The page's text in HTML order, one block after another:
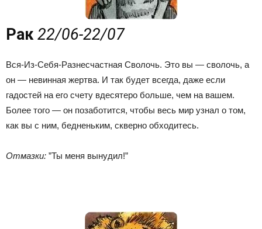
Рак 22/06-22/07
Вся-Из-Себя-Разнесчастная Сволочь. Это вы — сволочь, а
он — невинная жертва. И так будет всегда, даже если
гадостей на его счету вдесятеро больше, чем на вашем.
Более того — он позаботится, чтобы весь мир узнал о том,
как вы с ним, бедненьким, скверно обходитесь.
Отмазки: ”Ты меня вынудил!”